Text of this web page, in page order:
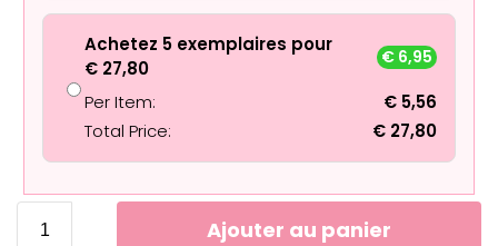
Achetez 5 exemplaires pour
€ 27,80
€ 6,95
Per Item: € 5,56
Total Price:
€ 27,80
Ajouter au panier